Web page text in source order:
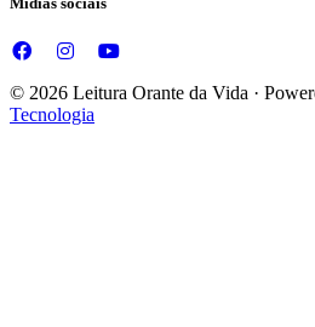
© 2026 Leitura Orante da Vida ·
Tecnologia